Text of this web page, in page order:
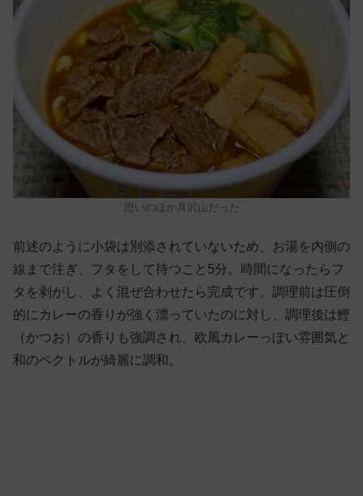
思いのほか具沢山だった
前述のように小袋は別添されていないため、お湯を内側の
線まで注ぎ、フタをして待つこと5分。時間になったらフ
タを剥がし、よく混ぜ合わせたら完成です。調理前は圧倒
的にカレーの香りが強く漂っていたのに対し、調理後は鰹
（かつお）の香りも強調され、欧風カレーっぽい雰囲気と
和のベクトルが綺麗に調和。